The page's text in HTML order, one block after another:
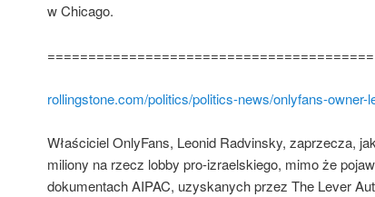
w Chicago.
rollingstone.com/politics/politics-news/onlyfans-
Właściciel OnlyFans, Leonid Radvinsky, zaprzecza,
miliony na rzecz lobby pro-izraelskiego, mimo że
dokumentach AIPAC, uzyskanych przez The Lever